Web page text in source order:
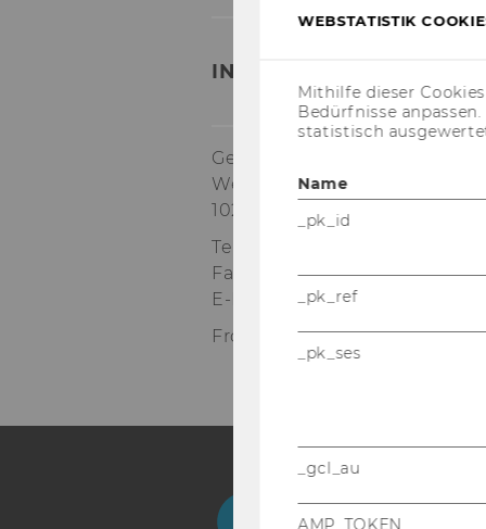
INSTITUT FÜR GENDER
Gebäude D2, Eingang E, 1.
Welthandelsplatz 1
1020
Tel:
Fax
+43-1-31336-905182
E-Mail:
Front Office Department
FacebookInstagram
Blog
WEBSTATISTIK
Mithilfe dieser
Bedürfnisse
statistisch
Name
_pk_id
_pk_ref
_pk_ses
_gcl_au
AMP_TOKEN